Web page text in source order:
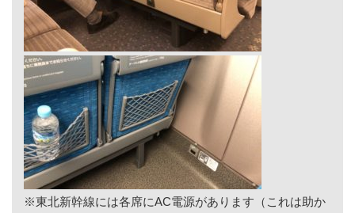
※東北新幹線には各席にAC電源があります（これは助か